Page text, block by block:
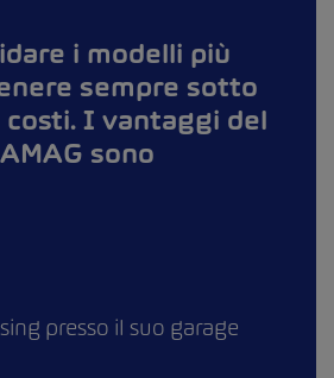
i modelli più
sempre sotto
I vantaggi del
sono
presso il suo garage